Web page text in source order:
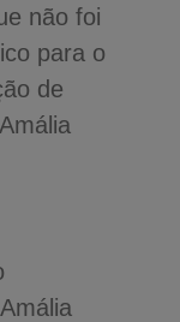
não foi
para o
de